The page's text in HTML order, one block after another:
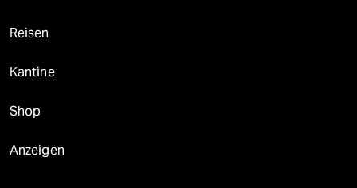
Reisen
Kantine
Shop
Anzeigen